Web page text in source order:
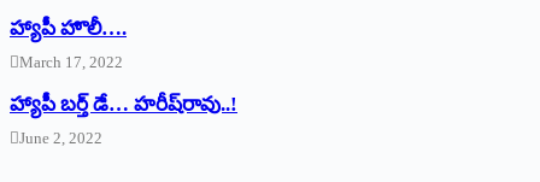
హ్యాపీ హొలీ….
March 17, 2022
హ్యాపీ బర్త్ ‌డే… హరీష్‌రావు..!
June 2, 2022